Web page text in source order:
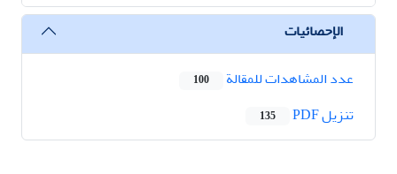
الإحصائيات
عدد المشاهدات للمقالة
100
تنزیل PDF 135